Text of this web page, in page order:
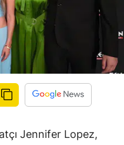
Jennifer Lopez,